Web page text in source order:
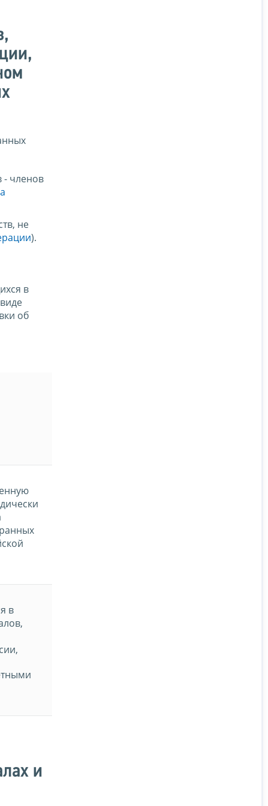
- членов
не
).
в
об
в
и